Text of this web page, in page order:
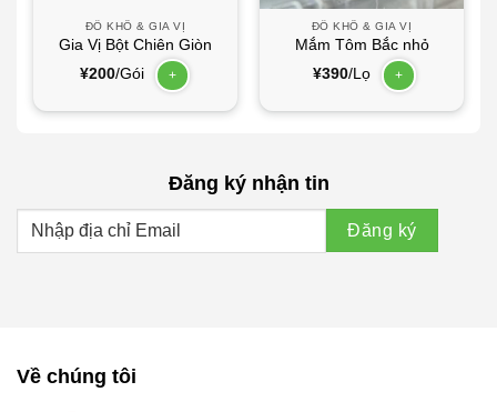
ĐỒ KHÔ & GIA VỊ
Gia Vị Bột Chiên Giòn
¥200/Gói +
ĐỒ KHÔ & GIA VỊ
Mắm Tôm Bắc nhỏ
¥390/Lọ +
Đăng ký nhận tin
Về chúng tôi